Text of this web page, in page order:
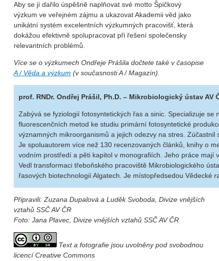
Aby se jí dařilo úspěšně naplňovat své motto Špičkový
výzkum ve veřejném zájmu a ukazovat Akademii věd jako
unikátní systém excelentních výzkumných pracovišť, která
dokážou efektivně spolupracovat při řešení společensky
relevantních problémů.
Více se o výzkumech Ondřeje Prášila dočtete také v časopise
A / Věda a výzkum (v současnosti A / Magazín).
prof. RNDr. Ondřej Prášil, Ph.D. – Mikrobiologický ústav AV
Zabývá se fyziologií fotosyntetických řas a sinic. Specializuje se
fluorescenčních metod ke studiu primární fotosyntetické
významných mikroorganismů a jejich odezvy na stres.
Je spoluautorem více než 130 recenzovaných článků, knihy o
vodním prostředí a pěti kapitol v monografiích. Jeho práce mají
Vedl transformaci třeboňského pracoviště Mikrobiologického
řasových biotechnologií Algatech. Je místopředsedou Vědecké
Připravili: Zuzana Dupalová a Luděk Svoboda , Divize vnějších
vztahů SSČ AV ČR
Foto: Jana Plavec, Divize vnějších vztahů SSČ AV ČR
Text a fotografie jsou uvolněny pod svobodnou
licencí Creative Commons